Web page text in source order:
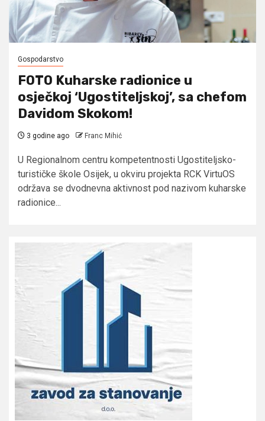
Gospodarstvo
FOTO Kuharske radionice u
osječkoj ‘Ugostiteljskoj’, sa chefom
Davidom Skokom!
3 godine ago Franc Mihić
U Regionalnom centru kompetentnosti Ugostiteljsko-
turističke škole Osijek, u okviru projekta RCK VirtuOS
održava se dvodnevna aktivnost pod nazivom kuharske
radionice...